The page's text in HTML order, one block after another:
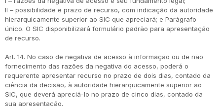
II – possibilidade e prazo de recurso, com indicação da autoridade
hierarquicamente superior ao SIC que apreciará; e Parágrafo
único. O SIC disponibilizará formulário padrão para apresentação
de recurso.
Art. 14. No caso de negativa de acesso à informação ou de não
fornecimento das razões da negativa do acesso, poderá o
requerente apresentar recurso no prazo de dois dias, contado da
ciência da decisão, à autoridade hierarquicamente superior ao
SIC, que deverá apreciá-lo no prazo de cinco dias, contado da
sua apresentação.